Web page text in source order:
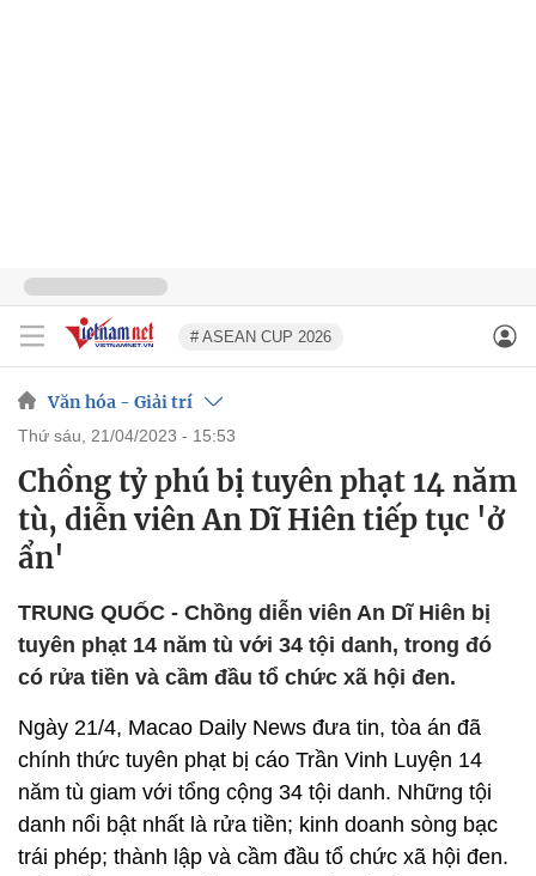
# ASEAN CUP 2026
Văn hóa - Giải trí
thứ sáu, 21/04/2023 - 15:53
Chồng tỷ phú bị tuyên phạt 14 năm
tù, diễn viên An Dĩ Hiên tiếp tục 'ở
ẩn'
TRUNG QUỐC - Chồng diễn viên An Dĩ Hiên bị
tuyên phạt 14 năm tù với 34 tội danh, trong đó
có rửa tiền và cầm đầu tổ chức xã hội đen.
Ngày 21/4, Macao Daily News đưa tin, tòa án đã
chính thức tuyên phạt bị cáo Trần Vinh Luyện 14
năm tù giam với tổng cộng 34 tội danh. Những tội
danh nổi bật nhất là rửa tiền; kinh doanh sòng bạc
trái phép; thành lập và cầm đầu tổ chức xã hội đen.